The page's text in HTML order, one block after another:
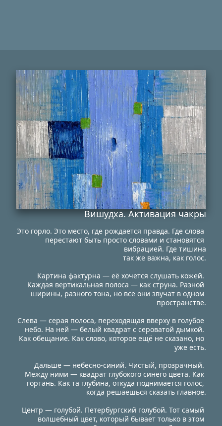
Вишудха. Активация чакры
Это горло. Это место, где рождается правда. Где слова
перестают быть просто словами и становятся
вибрацией. Где тишина
так же важна, как голос.
Картина фактурна — её хочется слушать кожей.
Каждая вертикальная полоса — как струна. Разной
ширины, разного тона, но все они звучат в одном
пространстве.
Слева — серая полоса, переходящая вверху в голубое
небо. На ней — белый квадрат с сероватой дымкой.
Как обещание. Как слово, которое ещё не сказано, но
уже есть.
Дальше — небесно-синий. Чистый, прозрачный.
Между ними — квадрат глубокого синего цвета. Как
гортань. Как та глубина, откуда поднимается голос,
когда решаешься сказать главное.
Центр — голубой. Петербургский голубой. Тот самый
волшебный цвет, который бывает только в этом